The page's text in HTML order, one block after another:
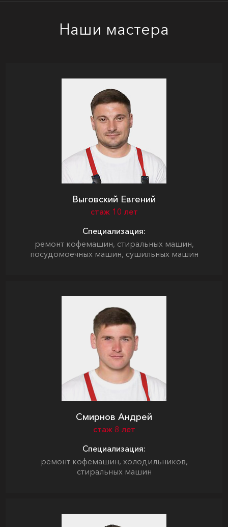
Наши мастера
Выговский Евгений
стаж 10 лет
Специализация:
ремонт кофемашин, стиральных машин,
посудомоечных машин, сушильных машин
Смирнов Андрей
стаж 8 лет
Специализация:
ремонт кофемашин, холодильников,
стиральных машин